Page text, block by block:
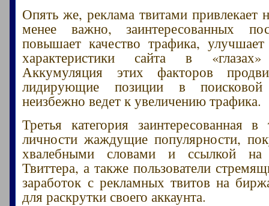
Опять же, реклама твитами привлекает
менее важно, заинтересованных
повышает качество трафика, улучшает
характеристики сайта в «глазах»
Аккумуляция этих факторов
лидирующие позиции в
неизбежно ведет к увеличению трафика.
Третья категория заинтересованная
личности жаждущие популярности,
хвалебными словами и ссылкой на
Твиттера, а также пользователи
заработок с рекламных твитов на
для раскрутки своего аккаунта.